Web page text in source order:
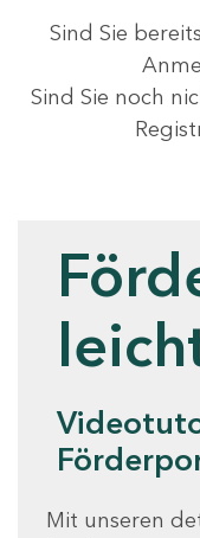
Sind Sie
Sind Sie noch
Mit unseren